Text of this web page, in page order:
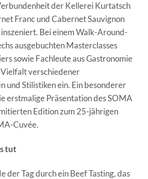
der Kellerei Kurtatsch
Franc und Cabernet Sauvignon
Bei einem Walk-Around-
ausgebuchten Masterclasses
sowie Fachleute aus Gastronomie
verschiedener
und Stilistiken ein. Ein besonderer
erstmalige Präsentation des SOMA
Edition zum 25-jährigen
Cuvée.
tut
der Tag durch ein Beef Tasting, das